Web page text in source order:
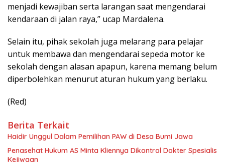
menjadi kewajiban serta larangan saat mengendarai
kendaraan di jalan raya,” ucap Mardalena.
Selain itu, pihak sekolah juga melarang para pelajar
untuk membawa dan mengendarai sepeda motor ke
sekolah dengan alasan apapun, karena memang belum
diperbolehkan menurut aturan hukum yang berlaku.
(Red)
Berita Terkait
Haidir Unggul Dalam Pemilihan PAW di Desa Bumi Jawa
Penasehat Hukum AS Minta Kliennya Dikontrol Dokter Spesialis
Kejiwaan